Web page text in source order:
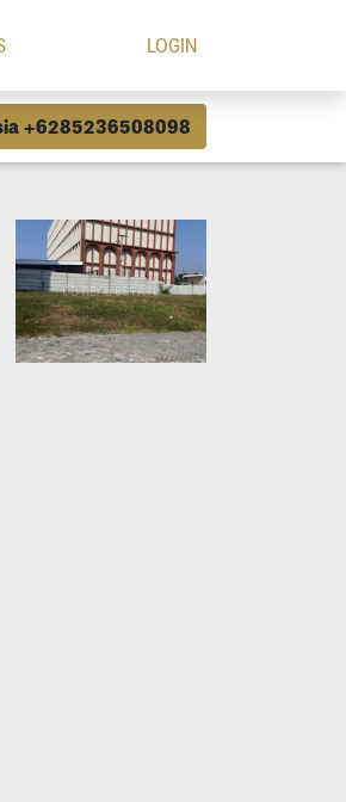
LOGIN
+6285236508098